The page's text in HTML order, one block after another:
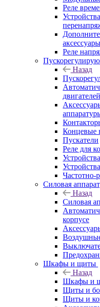
Реле
аксессуары
Реле
Назад
двигателей
Концевые
Пускатели
Реле для
Частотно-
Силовая
Назад
Силовая
корпусе
Шкафы и щиты
Назад
Шкафы и
Щиты и
Щиты и